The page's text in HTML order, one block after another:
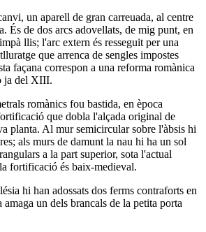
un aparell de gran carreuada, al centre
És de dos arcs adovellats, de mig punt, en
llis; l'arc extern és resseguit per una
que arrenca de sengles impostes
façana correspon a una reforma romànica
ja del XIII.
romànics fou bastida, en època
que dobla l'alçada original de
planta. Al mur semicircular sobre l'àbsis hi
als murs de damunt la nau hi ha un sol
a la part superior, sota l'actual
fortificació és baix-medieval.
hi han adossats dos ferms contraforts en
un dels brancals de la petita porta